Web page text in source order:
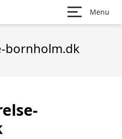
Menu
bornholm.dk